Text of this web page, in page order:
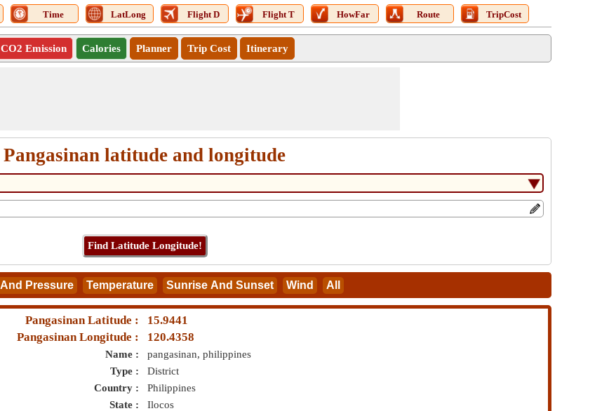
Time LatLong Flight D Flight T HowFar Route TripCost
CO2 Emission Calories Planner Trip Cost Itinerary
Pangasinan latitude and longitude
Pangasinan Latitude :
15.9441
Pangasinan Longitude :
120.4358
Name :
pangasinan, philippines
Type :
District
Country :
Philippines
State :
Ilocos